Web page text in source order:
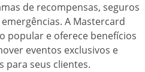
de recompensas, seguros
A Mastercard
popular e oferece benefícios
eventos exclusivos e
para seus clientes.